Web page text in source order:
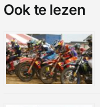
Ook te lezen